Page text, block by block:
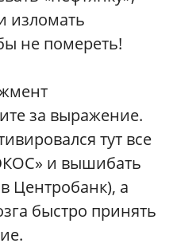
изломать
не помереть!
за выражение.
тут все
и вышибать
Центробанк), а
быстро принять